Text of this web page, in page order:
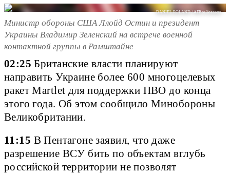
DANIEL ROLAND / AFP or licensors
Министр обороны США Ллойд Остин и президент
Украины Владимир Зеленский на встрече военной
контактной группы в Рамштайне
02:25 Британские власти планируют
направить Украине более 600 многоцелевых
ракет Martlet для поддержки ПВО до конца
этого года. Об этом сообщило Минобороны
Великобритании.
11:15 В Пентагоне заявил, что даже
разрешение ВСУ бить по объектам вглубь
российской территории не позволят